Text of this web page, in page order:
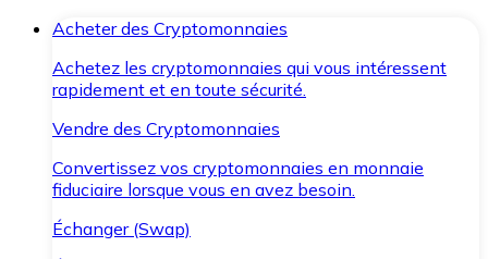
Acheter des Cryptomonnaies
Achetez les cryptomonnaies qui vous intéressent
rapidement et en toute sécurité.
Vendre des Cryptomonnaies
Convertissez vos cryptomonnaies en monnaie
fiduciaire lorsque vous en avez besoin.
Échanger (Swap)